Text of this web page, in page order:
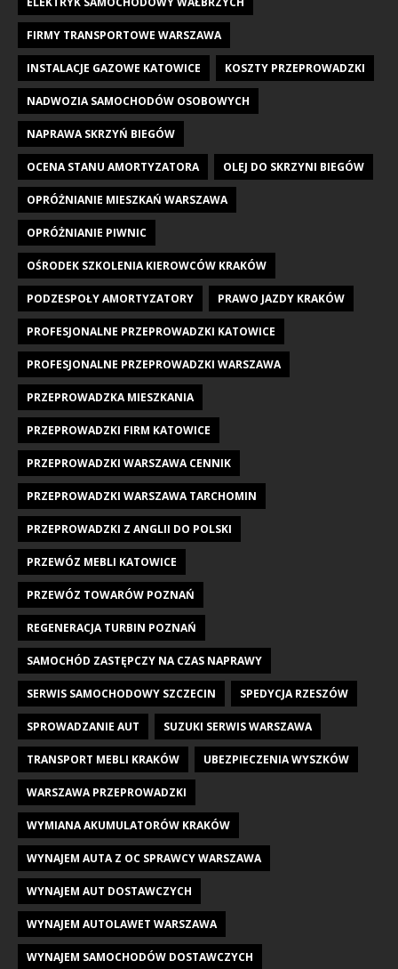
FIRMY TRANSPORTOWE WARSZAWA
INSTALACJE GAZOWE KATOWICE KOSZTY PRZEPROWADZKI
NADWOZIA SAMOCHODÓW OSOBOWYCH
NAPRAWA SKRZYŃ BIEGÓW
OCENA STANU AMORTYZATORA OLEJ DO SKRZYNI BIEGÓW
OPRÓŻNIANIE MIESZKAŃ WARSZAWA
OPRÓŻNIANIE PIWNIC
OŚRODEK SZKOLENIA KIEROWCÓW KRAKÓW
PODZESPOŁY AMORTYZATORY PRAWO JAZDY KRAKÓW
PROFESJONALNE PRZEPROWADZKI KATOWICE
PROFESJONALNE PRZEPROWADZKI WARSZAWA
PRZEPROWADZKA MIESZKANIA
PRZEPROWADZKI FIRM KATOWICE
PRZEPROWADZKI WARSZAWA CENNIK
PRZEPROWADZKI WARSZAWA TARCHOMIN
PRZEPROWADZKI Z ANGLII DO POLSKI
PRZEWÓZ MEBLI KATOWICE
PRZEWÓZ TOWARÓW POZNAŃ
REGENERACJA TURBIN POZNAŃ
SAMOCHÓD ZASTĘPCZY NA CZAS NAPRAWY
SERWIS SAMOCHODOWY SZCZECIN SPEDYCJA RZESZÓW
SPROWADZANIE AUT SUZUKI SERWIS WARSZAWA
TRANSPORT MEBLI KRAKÓW UBEZPIECZENIA WYSZKÓW
WARSZAWA PRZEPROWADZKI
WYMIANA AKUMULATORÓW KRAKÓW
WYNAJEM AUTA Z OC SPRAWCY WARSZAWA
WYNAJEM AUT DOSTAWCZYCH
WYNAJEM AUTOLAWET WARSZAWA
WYNAJEM SAMOCHODÓW DOSTAWCZYCH